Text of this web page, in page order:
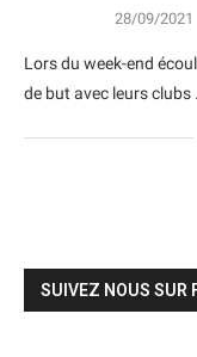
28/09/2021
Lors du week-end
de but avec leurs clubs
SUIVEZ NOUS SUR